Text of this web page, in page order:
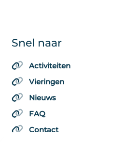
Snel naar
Activiteiten
Vieringen
Nieuws
FAQ
Contact